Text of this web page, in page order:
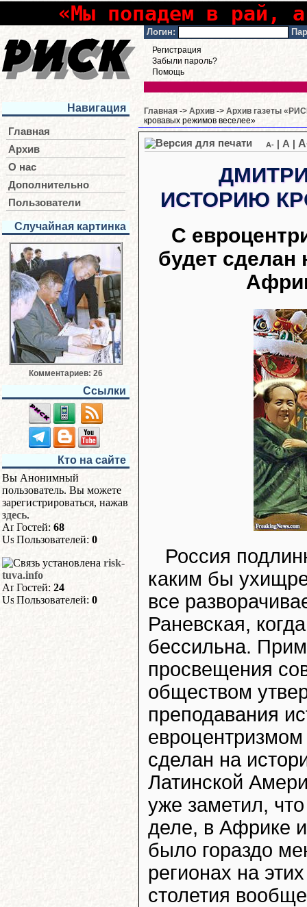
«Мы попадем в рай,
Логин:
Регистрация
Забыли пароль?
Помощь
Навигация
Главная
Архив
О нас
Дополнительно
Пользователи
Случайная картинка
Комментариев: 26
Ссылки
Кто на сайте
Вы Анонимный
пользователь. Вы можете
зарегистрироваться, нажав
здесь.
Гостей: 68
Пользователей: 0
risk-
tuva.info
Гостей: 24
Пользователей: 0
Главная -> Архив -> Архив газеты
кровавых режимов веселее»
A- A
ИСТОРИЮ
С
будет сделан
Россия
каким бы
все
Раневская,
бессильна.
просвещения
обществом
преподавания
евроцентризмом
сделан на
Латинской
уже заметил,
деле, в Африке
было гораздо
регионах на
столетия